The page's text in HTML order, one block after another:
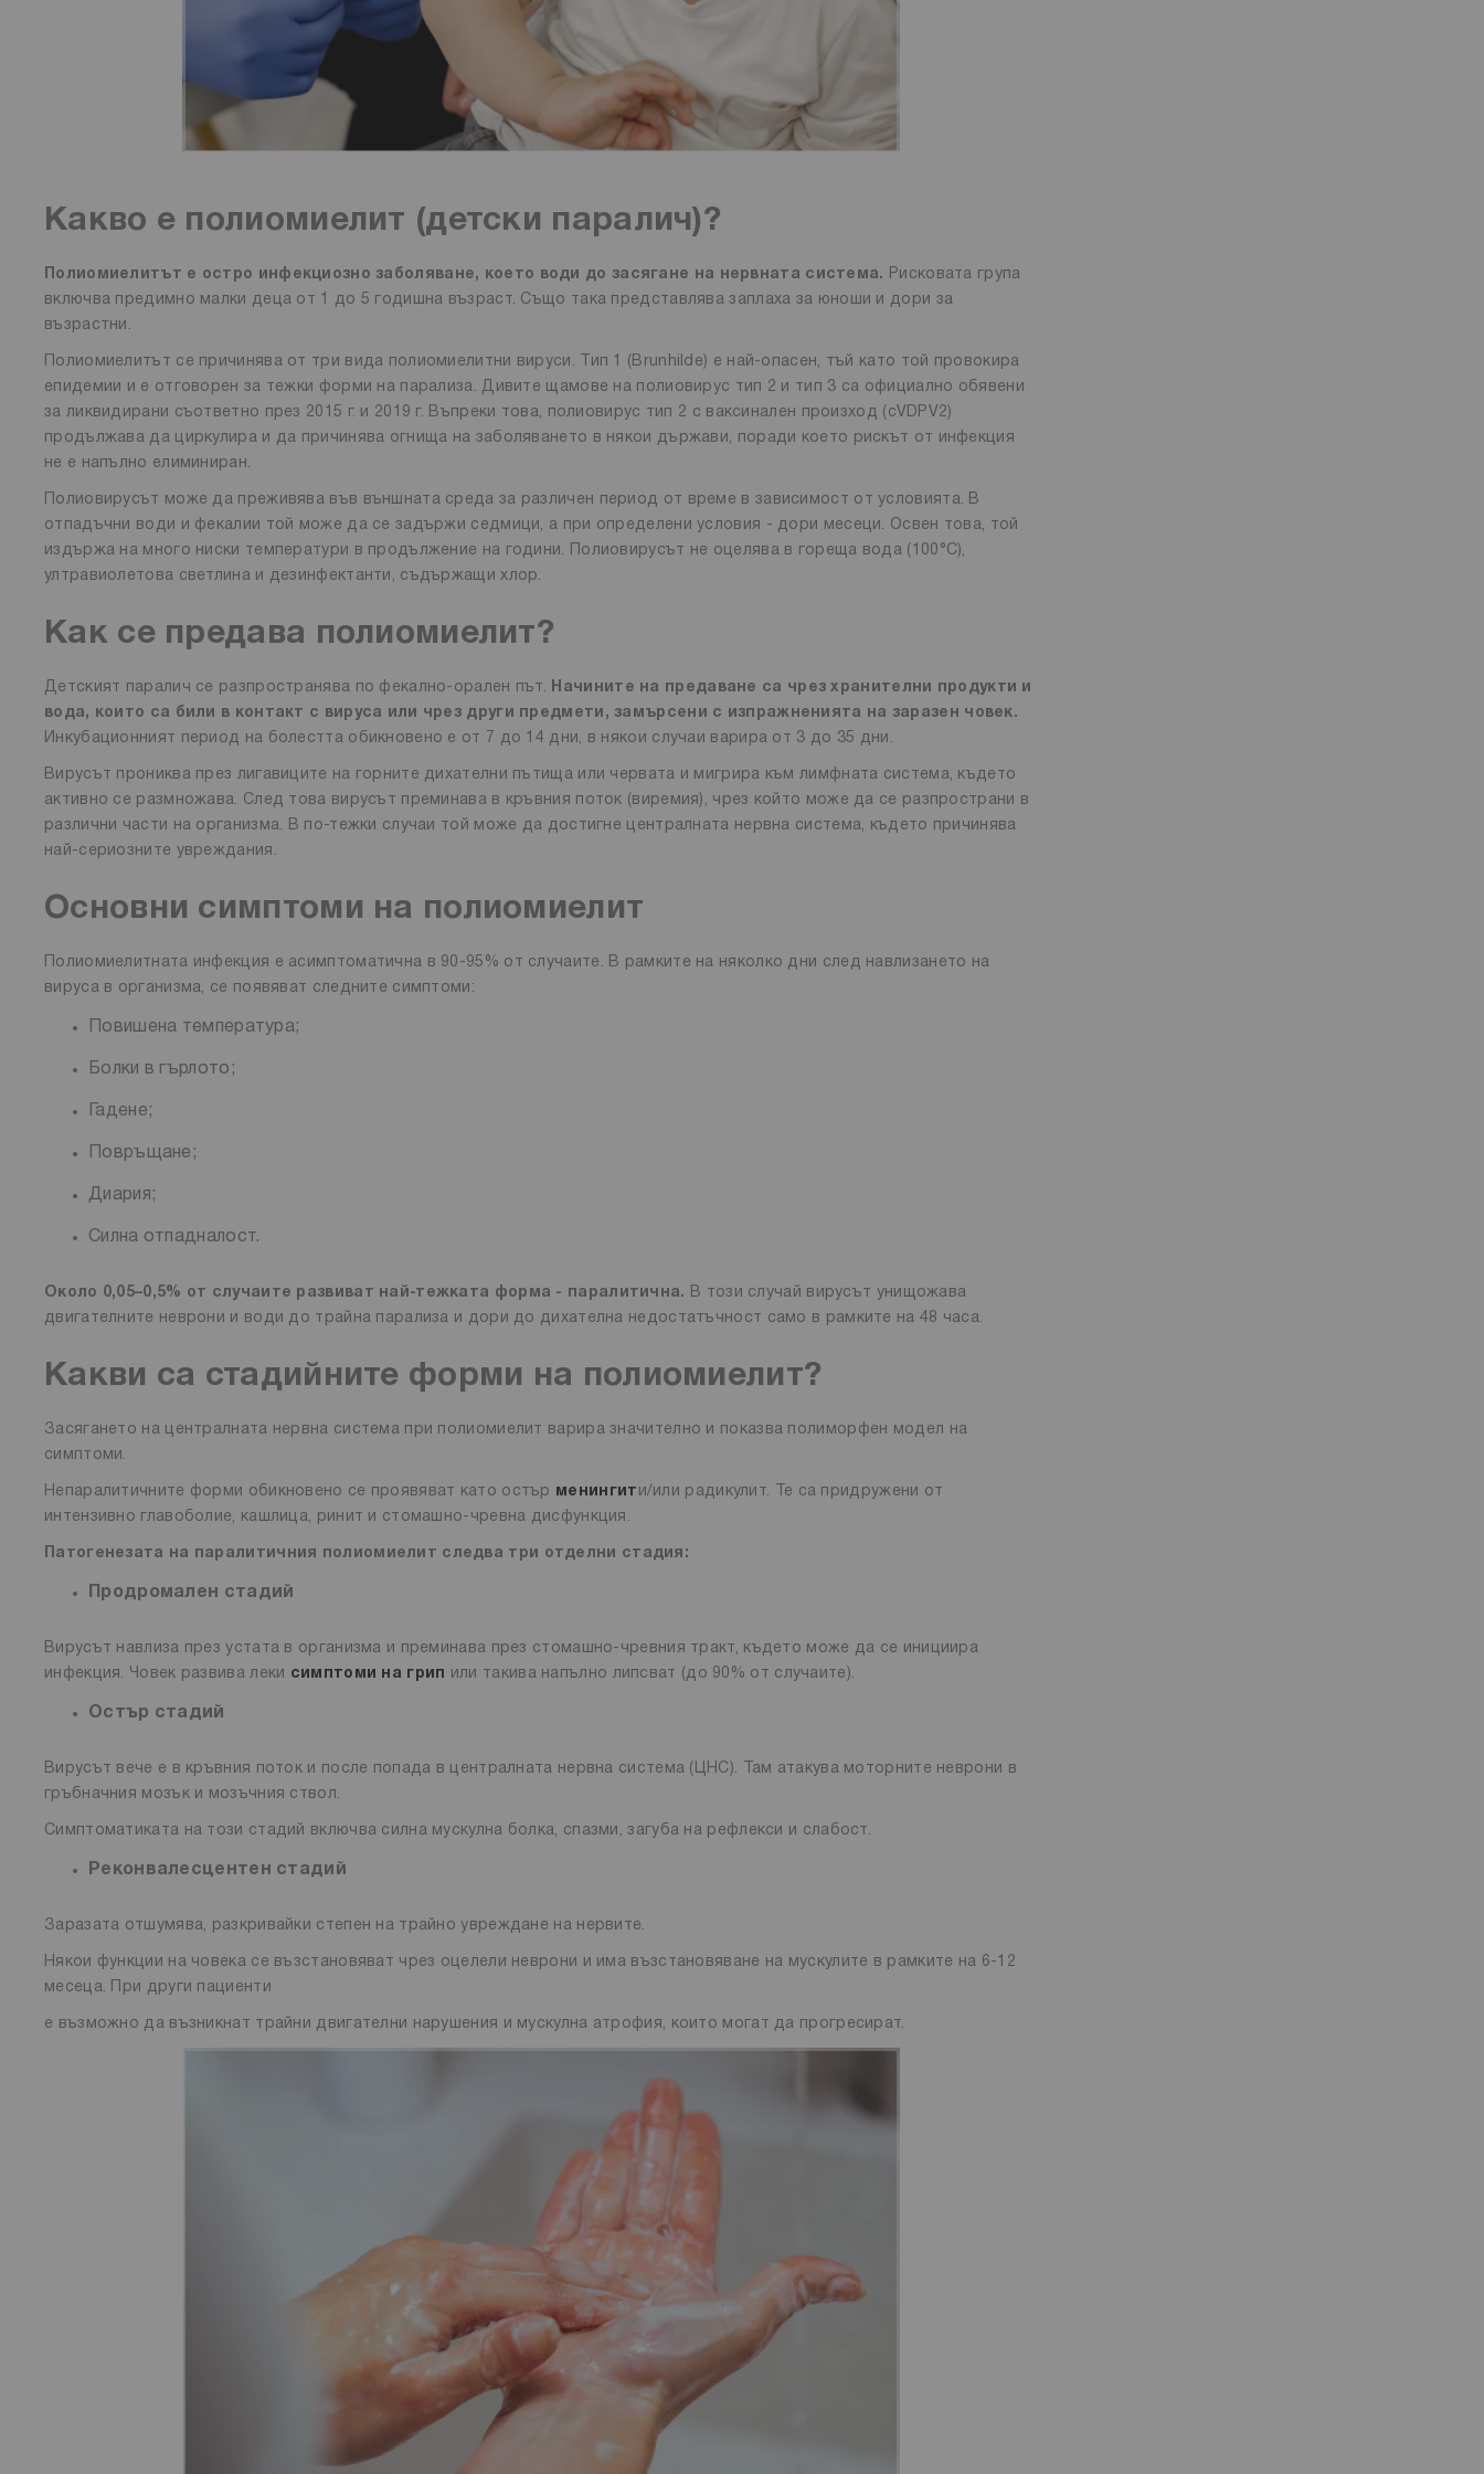
Какво е полиомиелит (детски паралич)?
Полиомиелитът е остро инфекциозно заболяване, което води до засягане на нервната система.
Рисковата група
включва предимно малки деца от 1 до 5 годишна възраст. Също така представлява заплаха за юноши и дори за
възрастни.
Полиомиелитът се причинява от три вида полиомиелитни вируси. Тип 1 (Brunhilde) е най-опасен, тъй като той провокира
епидемии и е отговорен за тежки форми на парализа. Дивите щамове на полиовирус тип 2 и тип 3 са официално обявени
за ликвидирани съответно през 2015 г. и 2019 г. Въпреки това, полиовирус тип 2 с ваксинален произход (cVDPV2)
продължава да циркулира и да причинява огнища на заболяването в някои държави, поради което рискът от инфекция
не е напълно елиминиран.
Полиовирусът може да преживява във външната среда за различен период от време в зависимост от условията. В
отпадъчни води и фекалии той може да се задържи седмици, а при определени условия - дори месеци. Освен това, той
издържа на много ниски температури в продължение на години. Полиовирусът не оцелява в гореща вода (100°C),
ултравиолетова светлина и дезинфектанти, съдържащи хлор.
Как се предава полиомиелит?
Детският паралич се разпространява по фекално-орален път.
Начините на предаване са чрез хранителни продукти и
вода, които са били в контакт с вируса или чрез други предмети, замърсени с изпражненията на заразен човек.
Инкубационният период на болестта обикновено е от 7 до 14 дни, в някои случаи варира от 3 до 35 дни.
Вирусът прониква през лигавиците на горните дихателни пътища или червата и мигрира към лимфната система, където
активно се размножава. След това вирусът преминава в кръвния поток (виремия), чрез който може да се разпространи в
различни части на организма. В по-тежки случаи той може да достигне централната нервна система, където причинява
най-сериозните увреждания.
Основни симптоми на полиомиелит
Полиомиелитната инфекция е асимптоматична в 90-95% от случаите. В рамките на няколко дни след навлизането на
вируса в организма, се появяват следните симптоми:
Повишена температура;
Болки в гърлото;
Гадене;
Повръщане;
Диария;
Силна отпадналост.
Около 0,05–0,5% от случаите развиват най-тежката форма - паралитична.
В този случай вирусът унищожава
двигателните неврони и води до трайна парализа и дори до дихателна недостатъчност само в рамките на 48 часа.
Какви са стадийните форми на полиомиелит?
Засягането на централната нервна система при полиомиелит варира значително и показва полиморфен модел на
симптоми.
Непаралитичните форми обикновено се проявяват като остър менингит и/или радикулит. Те са придружени от
интензивно главоболие, кашлица, ринит и стомашно-чревна дисфункция.
Патогенезата на паралитичния полиомиелит следва три отделни стадия:
Продромален стадий
Вирусът навлиза през устата в организма и преминава през стомашно-чревния тракт, където може да се инициира
инфекция. Човек развива леки симптоми на грип или такива напълно липсват (до 90% от случаите).
Остър стадий
Вирусът вече е в кръвния поток и после попада в централната нервна система (ЦНС). Там атакува моторните неврони в
гръбначния мозък и мозъчния ствол.
Симптоматиката на този стадий включва силна мускулна болка, спазми, загуба на рефлекси и слабост.
Реконвалесцентен стадий
Заразата отшумява, разкривайки степен на трайно увреждане на нервите.
Някои функции на човека се възстановяват чрез оцелели неврони и има възстановяване на мускулите в рамките на 6-12
месеца. При други пациенти
е възможно да възникнат трайни двигателни нарушения и мускулна атрофия, които могат да прогресират.